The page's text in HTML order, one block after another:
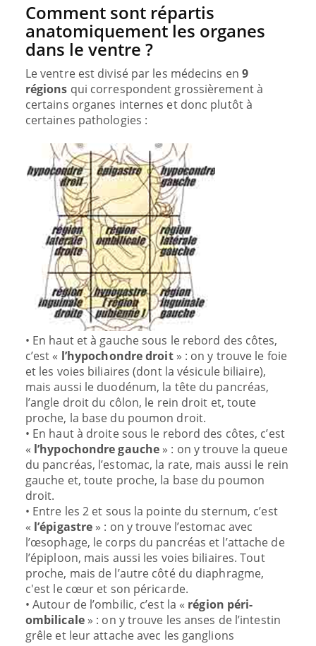
Comment sont répartis
anatomiquement les organes
dans le ventre ?
Le ventre est divisé par les médecins en 9
régions qui correspondent grossièrement à
certains organes internes et donc plutôt à
certaines pathologies :
• En haut et à gauche sous le rebord des côtes,
c’est « l’hypochondre droit » : on y trouve le foie
et les voies biliaires (dont la vésicule biliaire),
mais aussi le duodénum, la tête du pancréas,
l’angle droit du côlon, le rein droit et, toute
proche, la base du poumon droit.
• En haut à droite sous le rebord des côtes, c’est
« l’hypochondre gauche » : on y trouve la queue
du pancréas, l’estomac, la rate, mais aussi le rein
gauche et, toute proche, la base du poumon
droit.
• Entre les 2 et sous la pointe du sternum, c’est
« l’épigastre » : on y trouve l’estomac avec
l’œsophage, le corps du pancréas et l’attache de
l’épiploon, mais aussi les voies biliaires. Tout
proche, mais de l’autre côté du diaphragme,
c'est le cœur et son péricarde.
• Autour de l’ombilic, c’est la « région péri-
ombilicale » : on y trouve les anses de l’intestin
grêle et leur attache avec les ganglions